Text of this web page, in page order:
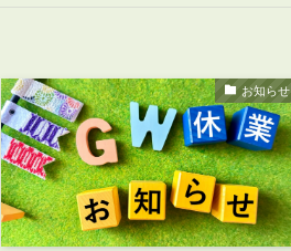
お知らせ